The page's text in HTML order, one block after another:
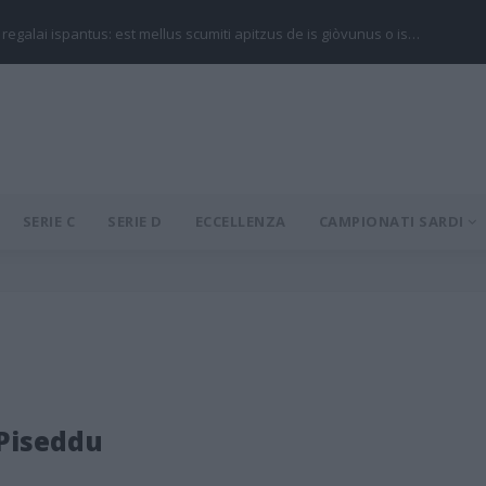
regalai ispantus: est mellus scumiti apitzus de is giòvunus o is…
SERIE C SERIE D ECCELLENZA CAMPIONATI SARDI